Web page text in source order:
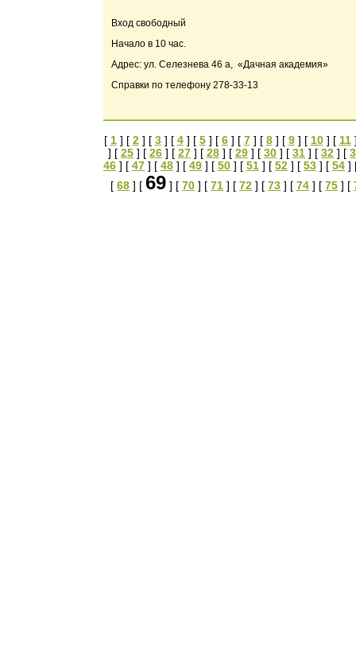
Вход свободный
Начало в 10 час.
Адрес: ул. Селезнева 46 а, «Дачная академия»
Справки по телефону 278-33-13
[ 1] [ 2] [ 3] [ 4] [ 5] [ 6] [ 7] [ 8] [ 9] [ 10] [ 11
] [ 25 ] [ 26 ] [ 27 ] [ 28 ] [ 29 ] [ 30 ] [ 31 ] [ 32 ] [
46 ] [ 47 ] [ 48 ] [ 49 ] [ 50 ] [ 51 ] [ 52 ] [ 53 ] [ 54 ]
[ 68 ] [ 69 ] [ 70 ] [ 71 ] [ 72 ] [ 73 ] [ 74 ] [ 75 ] [